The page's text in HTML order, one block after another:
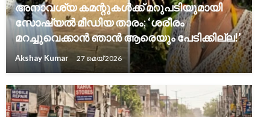
അനാവശ്യ കമന്റുകൾക്ക് മറുപടിയുമായി
സോഷ്യൽ മീഡിയ താരം; ‘ശരീരം
മറച്ചുവെക്കാൻ ഞാൻ ആരെയും പേടിക്കില്ല!’
Akshay Kumar 27 മെയ്‌ 2026